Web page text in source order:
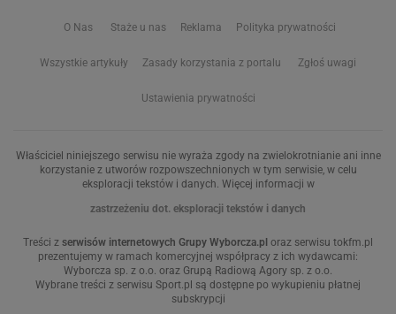
O Nas Staże u nas Reklama Polityka prywatności
Wszystkie artykuły Zasady korzystania z portalu Zgłoś uwagi
Ustawienia prywatności
Właściciel niniejszego serwisu nie wyraża zgody na zwielokrotnianie ani inne
korzystanie z utworów rozpowszechnionych w tym serwisie, w celu
eksploracji tekstów i danych. Więcej informacji w
zastrzeżeniu dot. eksploracji tekstów i danych
Treści z serwisów internetowych Grupy Wyborcza.pl oraz serwisu tokfm.pl
prezentujemy w ramach komercyjnej współpracy z ich wydawcami:
Wyborcza sp. z o.o. oraz Grupą Radiową Agory sp. z o.o.
Wybrane treści z serwisu Sport.pl są dostępne po wykupieniu płatnej
subskrypcji